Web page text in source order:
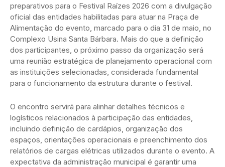
preparativos para o Festival Raízes 2026 com a divulgação
oficial das entidades habilitadas para atuar na Praça de
Alimentação do evento, marcado para o dia 31 de maio, no
Complexo Usina Santa Bárbara. Mais do que a definição
dos participantes, o próximo passo da organização será
uma reunião estratégica de planejamento operacional com
as instituições selecionadas, considerada fundamental
para o funcionamento da estrutura durante o festival.
O encontro servirá para alinhar detalhes técnicos e
logísticos relacionados à participação das entidades,
incluindo definição de cardápios, organização dos
espaços, orientações operacionais e preenchimento dos
relatórios de cargas elétricas utilizados durante o evento. A
expectativa da administração municipal é garantir uma